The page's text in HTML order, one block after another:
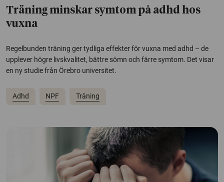
Träning minskar symtom på adhd hos
vuxna
Regelbunden träning ger tydliga effekter för vuxna med adhd – de
upplever högre livskvalitet, bättre sömn och färre symtom. Det visar
en ny studie från Örebro universitet.
Adhd NPF Träning